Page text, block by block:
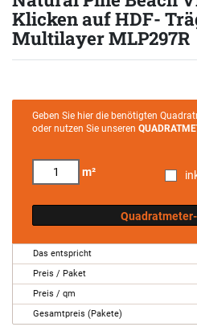
Klicken auf HDF-
Multilayer MLP297R
Geben Sie hier die benötigten
oder nutzen Sie unseren
m²
Das entspricht
Preis / Paket
Preis / qm
Gesamtpreis (Pakete)